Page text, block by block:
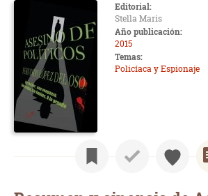
Editorial:
Stella Maris
Año publicación:
2015
Temas:
Policíaca y Espionaje